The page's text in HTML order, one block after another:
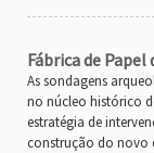
Fábrica de Papel
As sondagens
no núcleo histórico
estratégia de
construção do novo